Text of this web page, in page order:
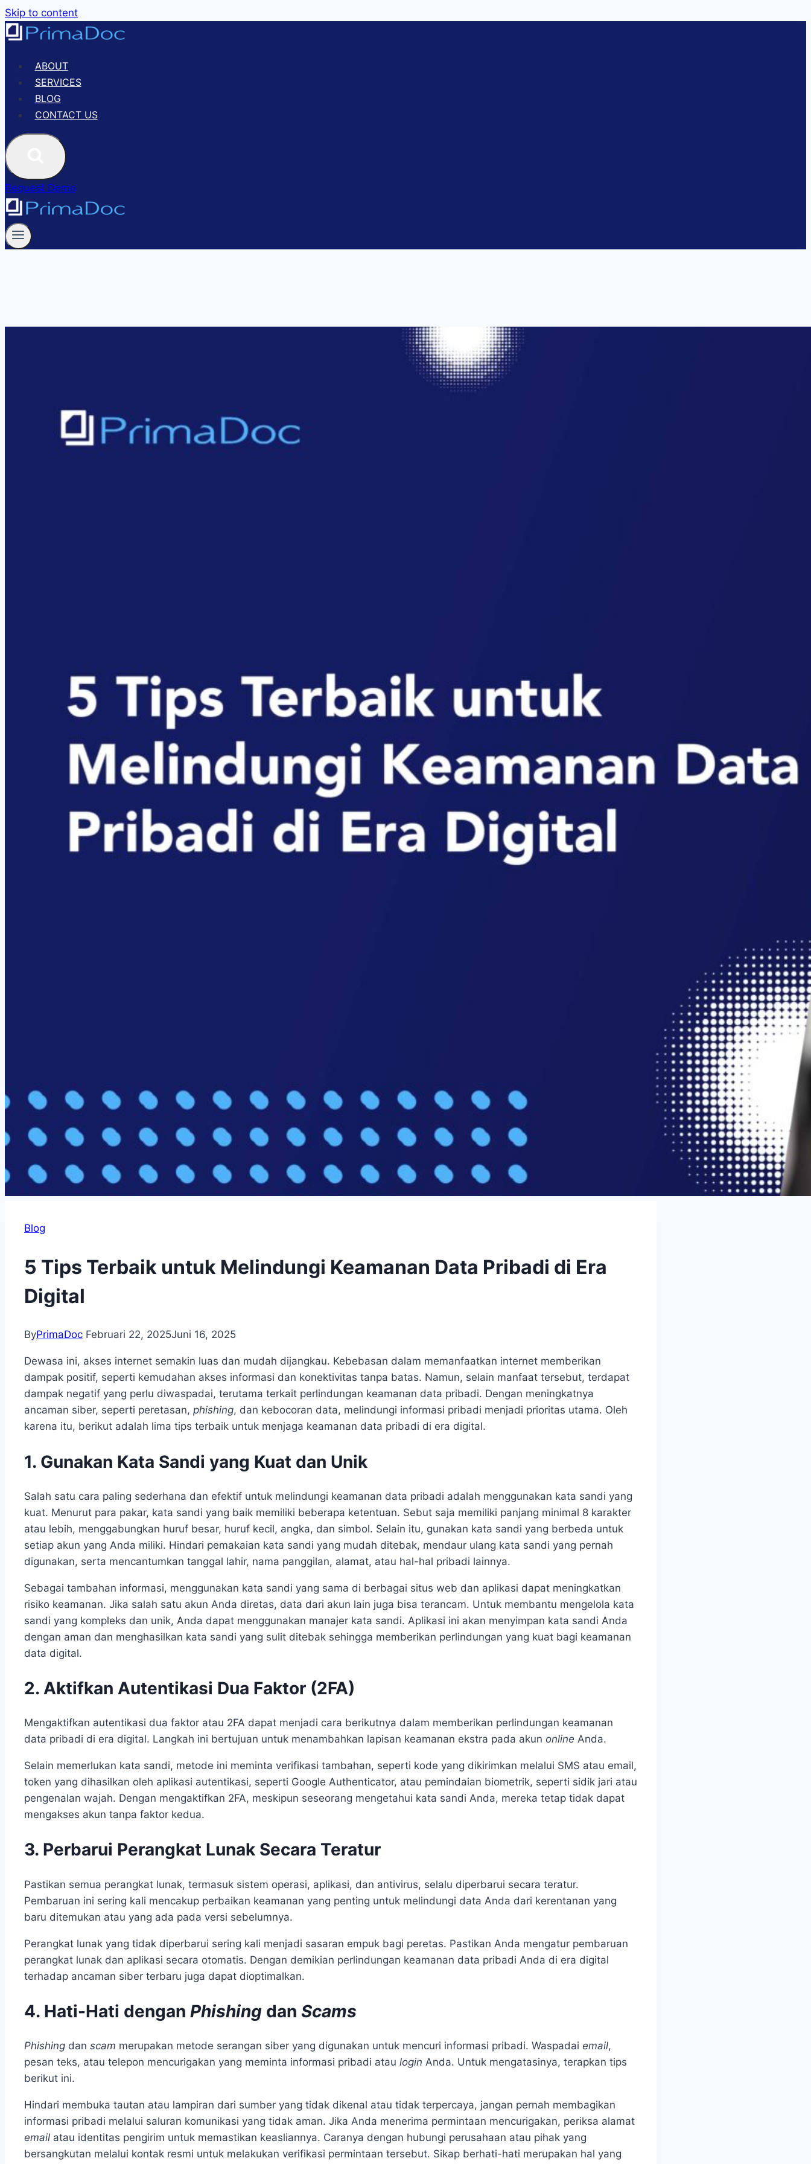
Skip to content
ABOUT
SERVICES
BLOG
CONTACT US
Request Demo
Blog
5 Tips Terbaik untuk Melindungi Keamanan Data Pribadi di Era
Digital
ByPrimaDoc Februari 22, 2025Juni 16, 2025
Dewasa ini, akses internet semakin luas dan mudah dijangkau. Kebebasan dalam memanfaatkan internet memberikan
dampak positif, seperti kemudahan akses informasi dan konektivitas tanpa batas. Namun, selain manfaat tersebut, terdapat
dampak negatif yang perlu diwaspadai, terutama terkait perlindungan keamanan data pribadi. Dengan meningkatnya
ancaman siber, seperti peretasan, phishing, dan kebocoran data, melindungi informasi pribadi menjadi prioritas utama. Oleh
karena itu, berikut adalah lima tips terbaik untuk menjaga keamanan data pribadi di era digital.
1. Gunakan Kata Sandi yang Kuat dan Unik
Salah satu cara paling sederhana dan efektif untuk melindungi keamanan data pribadi adalah menggunakan kata sandi yang
kuat. Menurut para pakar, kata sandi yang baik memiliki beberapa ketentuan. Sebut saja memiliki panjang minimal 8 karakter
atau lebih, menggabungkan huruf besar, huruf kecil, angka, dan simbol. Selain itu, gunakan kata sandi yang berbeda untuk
setiap akun yang Anda miliki. Hindari pemakaian kata sandi yang mudah ditebak, mendaur ulang kata sandi yang pernah
digunakan, serta mencantumkan tanggal lahir, nama panggilan, alamat, atau hal-hal pribadi lainnya.
Sebagai tambahan informasi, menggunakan kata sandi yang sama di berbagai situs web dan aplikasi dapat meningkatkan
risiko keamanan. Jika salah satu akun Anda diretas, data dari akun lain juga bisa terancam. Untuk membantu mengelola kata
sandi yang kompleks dan unik, Anda dapat menggunakan manajer kata sandi. Aplikasi ini akan menyimpan kata sandi Anda
dengan aman dan menghasilkan kata sandi yang sulit ditebak sehingga memberikan perlindungan yang kuat bagi keamanan
data digital.
2. Aktifkan Autentikasi Dua Faktor (2FA)
Mengaktifkan autentikasi dua faktor atau 2FA dapat menjadi cara berikutnya dalam memberikan perlindungan keamanan
data pribadi di era digital. Langkah ini bertujuan untuk menambahkan lapisan keamanan ekstra pada akun online Anda.
Selain memerlukan kata sandi, metode ini meminta verifikasi tambahan, seperti kode yang dikirimkan melalui SMS atau email,
token yang dihasilkan oleh aplikasi autentikasi, seperti Google Authenticator, atau pemindaian biometrik, seperti sidik jari atau
pengenalan wajah. Dengan mengaktifkan 2FA, meskipun seseorang mengetahui kata sandi Anda, mereka tetap tidak dapat
mengakses akun tanpa faktor kedua.
3. Perbarui Perangkat Lunak Secara Teratur
Pastikan semua perangkat lunak, termasuk sistem operasi, aplikasi, dan antivirus, selalu diperbarui secara teratur.
Pembaruan ini sering kali mencakup perbaikan keamanan yang penting untuk melindungi data Anda dari kerentanan yang
baru ditemukan atau yang ada pada versi sebelumnya.
Perangkat lunak yang tidak diperbarui sering kali menjadi sasaran empuk bagi peretas. Pastikan Anda mengatur pembaruan
perangkat lunak dan aplikasi secara otomatis. Dengan demikian perlindungan keamanan data pribadi Anda di era digital
terhadap ancaman siber terbaru juga dapat dioptimalkan.
4. Hati-Hati dengan Phishing dan Scams
Phishing dan scam merupakan metode serangan siber yang digunakan untuk mencuri informasi pribadi. Waspadai email,
pesan teks, atau telepon mencurigakan yang meminta informasi pribadi atau login Anda. Untuk mengatasinya, terapkan tips
berikut ini.
Hindari membuka tautan atau lampiran dari sumber yang tidak dikenal atau tidak terpercaya, jangan pernah membagikan
informasi pribadi melalui saluran komunikasi yang tidak aman. Jika Anda menerima permintaan mencurigakan, periksa alamat
email atau identitas pengirim untuk memastikan keasliannya. Caranya dengan hubungi perusahaan atau pihak yang
bersangkutan melalui kontak resmi untuk melakukan verifikasi permintaan tersebut. Sikap berhati-hati merupakan hal yang